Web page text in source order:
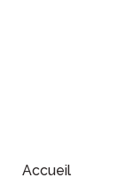
Accueil